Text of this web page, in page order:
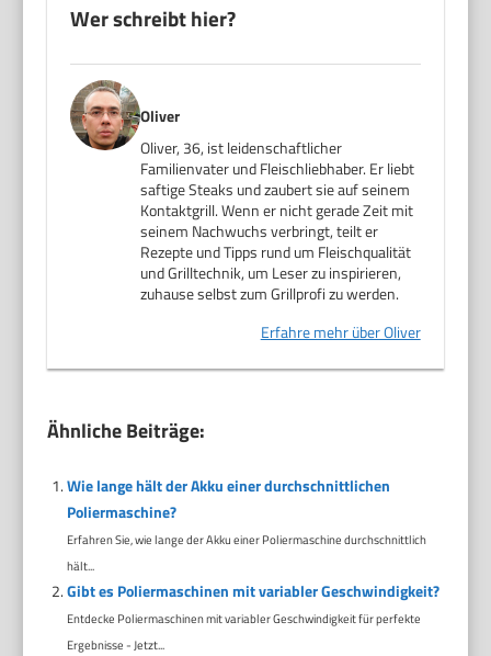
Wer schreibt hier?
Oliver
Oliver, 36, ist leidenschaftlicher
Familienvater und Fleischliebhaber. Er liebt
saftige Steaks und zaubert sie auf seinem
Kontaktgrill. Wenn er nicht gerade Zeit mit
seinem Nachwuchs verbringt, teilt er
Rezepte und Tipps rund um Fleischqualität
und Grilltechnik, um Leser zu inspirieren,
zuhause selbst zum Grillprofi zu werden.
Erfahre mehr über Oliver
Ähnliche Beiträge:
Wie lange hält der Akku einer durchschnittlichen
Poliermaschine?
Erfahren Sie, wie lange der Akku einer Poliermaschine durchschnittlich
hält...
Gibt es Poliermaschinen mit variabler Geschwindigkeit?
Entdecke Poliermaschinen mit variabler Geschwindigkeit für perfekte
Ergebnisse - Jetzt...